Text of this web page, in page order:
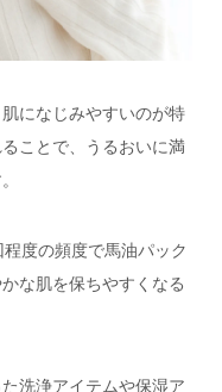
になじみやすいのが特
ことで、うるおいに満
度の頻度で馬油パック
な肌を保ちやすくなる
洗浄アイテムや保湿ア